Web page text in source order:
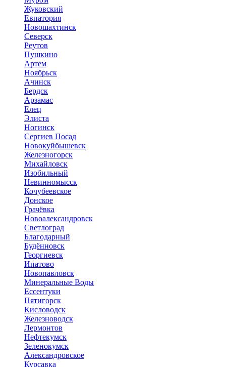
Жуковский
Евпатория
Новошахтинск
Северск
Реутов
Пушкино
Артем
Ноябрьск
Ачинск
Бердск
Арзамас
Елец
Элиста
Ногинск
Сергиев Посад
Новокуйбышевск
Железногорск
Михайловск
Изобильный
Невинномысск
Кочубеевское
Донское
Грачёвка
Новоалександровск
Светлоград
Благодарный
Будённовск
Георгиевск
Ипатово
Новопавловск
Минеральные Воды
Ессентуки
Пятигорск
Кисловодск
Железноводск
Лермонтов
Нефтекумск
Зеленокумск
Александровское
Курсавка